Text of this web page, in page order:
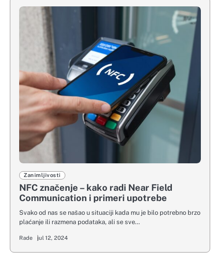
Zanimljivosti
NFC značenje – kako radi Near Field
Communication i primeri upotrebe
Svako od nas se našao u situaciji kada mu je bilo potrebno brzo
plaćanje ili razmena podataka, ali se sve…
Rade jul 12, 2024